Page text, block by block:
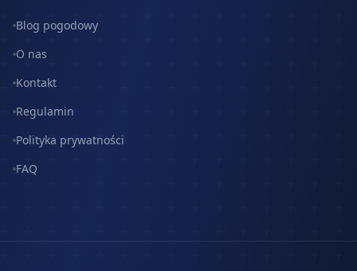
Blog pogodowy
O nas
Kontakt
Regulamin
Polityka prywatności
FAQ